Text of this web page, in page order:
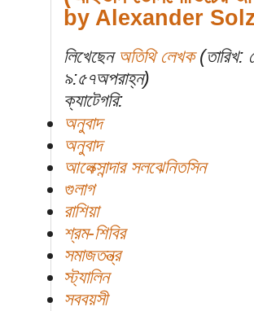
by Alexander
লিখেছেন অতিথি লেখক(তারিখ:
৯:৫৭অপরাহ্ন)
ক্যাটেগরি:
অনুবাদ
অনুবাদ
আলেক্সান্দার সলঝেনিতসিন
গুলাগ
রাশিয়া
শ্রম-শিবির
সমাজতন্ত্র
স্ট্যালিন
সববয়সী